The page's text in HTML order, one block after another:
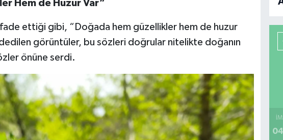
Hem de Huzur Var”
ettiği gibi, “Doğada hem güzellikler hem de huzur
görüntüler, bu sözleri doğrular nitelikte doğanın
önüne serdi.